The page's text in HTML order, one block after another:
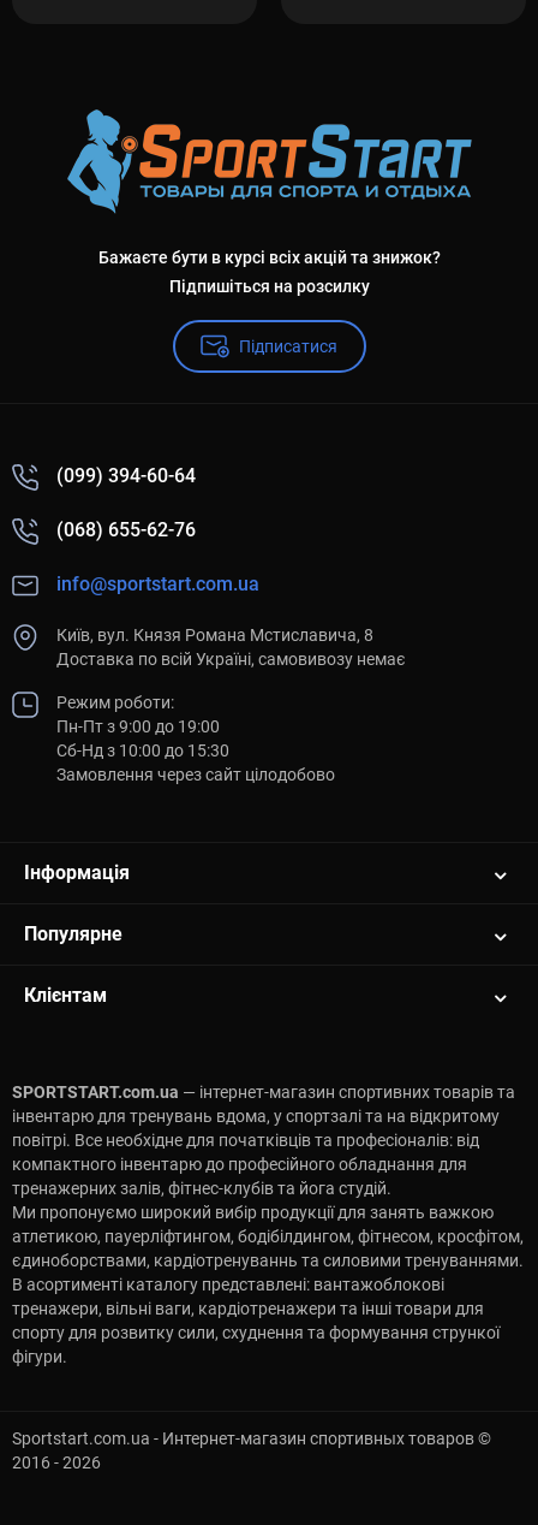
Бажаєте бути в курсі всіх акцій та знижок?
Підпишіться на розсилку
Підписатися
(099) 394-60-64
(068) 655-62-76
info@sportstart.com.ua
Київ, вул. Князя Романа Мстиславича, 8
Доставка по всій Україні, самовивозу немає
Режим роботи:
Пн-Пт з 9:00 до 19:00
Сб-Нд з 10:00 до 15:30
Замовлення через сайт цілодобово
Інформація
Популярне
Клієнтам
SPORTSTART.com.ua — інтернет-магазин спортивних товарів та
інвентарю для тренувань вдома, у спортзалі та на відкритому
повітрі. Все необхідне для початківців та професіоналів: від
компактного інвентарю до професійного обладнання для
тренажерних залів, фітнес-клубів та йога студій.
Ми пропонуємо широкий вибір продукції для занять важкою
атлетикою, пауерліфтингом, бодібілдингом, фітнесом, кросфітом,
єдиноборствами, кардіотренуваннь та силовими тренуваннями.
В асортименті каталогу представлені: вантажоблокові
тренажери, вільні ваги, кардіотренажери та інші товари для
спорту для розвитку сили, схуднення та формування стрункої
фігури.
Sportstart.com.ua - Интернет-магазин спортивных товаров ©
2016 - 2026